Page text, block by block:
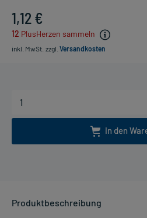
1,12 €
12 PlusHerzen sammeln
inkl. MwSt. zzgl. Versandkosten
In den
Produktbeschreibung